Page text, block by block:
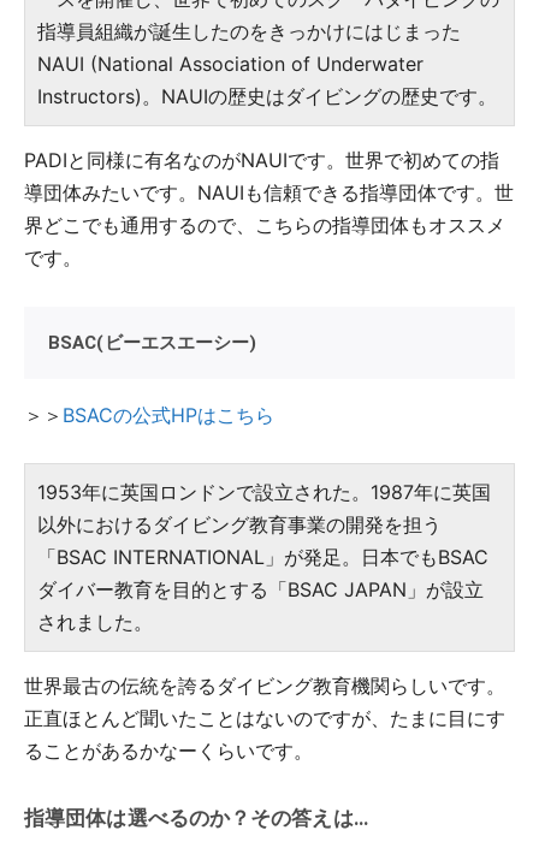
指導員組織が誕生したのをきっかけにはじまった
NAUI (National Association of Underwater
Instructors)。NAUIの歴史はダイビングの歴史です。
PADIと同様に有名なのがNAUIです。世界で初めての指
導団体みたいです。NAUIも信頼できる指導団体です。世
界どこでも通用するので、こちらの指導団体もオススメ
です。
BSAC(ビーエスエーシー)
＞＞ BSACの公式HPはこちら
1953年に英国ロンドンで設立された。1987年に英国
以外におけるダイビング教育事業の開発を担う
「BSAC INTERNATIONAL」が発足。日本でもBSAC
ダイバー教育を目的とする「BSAC JAPAN」が設立
されました。
世界最古の伝統を誇るダイビング教育機関らしいです。
正直ほとんど聞いたことはないのですが、たまに目にす
ることがあるかなーくらいです。
指導団体は選べるのか？その答えは…